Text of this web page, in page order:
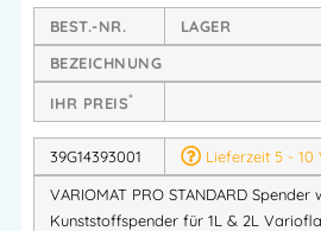
nicht mit dem Spender in Berührung
Dank dereinfachen Bedienung,
optionalenSchließfunktionist der
Einsatz inWaschräumen, Industrie,
medizinischen Einrichtungen.
Produkteigenschaften:
BEST.-NR.
LAGER
BEZEICHNUNG
IHR PREIS*
39G14393001
Lieferzeit 5 - 10
VARIOMAT PRO STANDARD
Kunststoffspender für 1L & 2L